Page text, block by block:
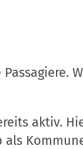
aktiv.
als